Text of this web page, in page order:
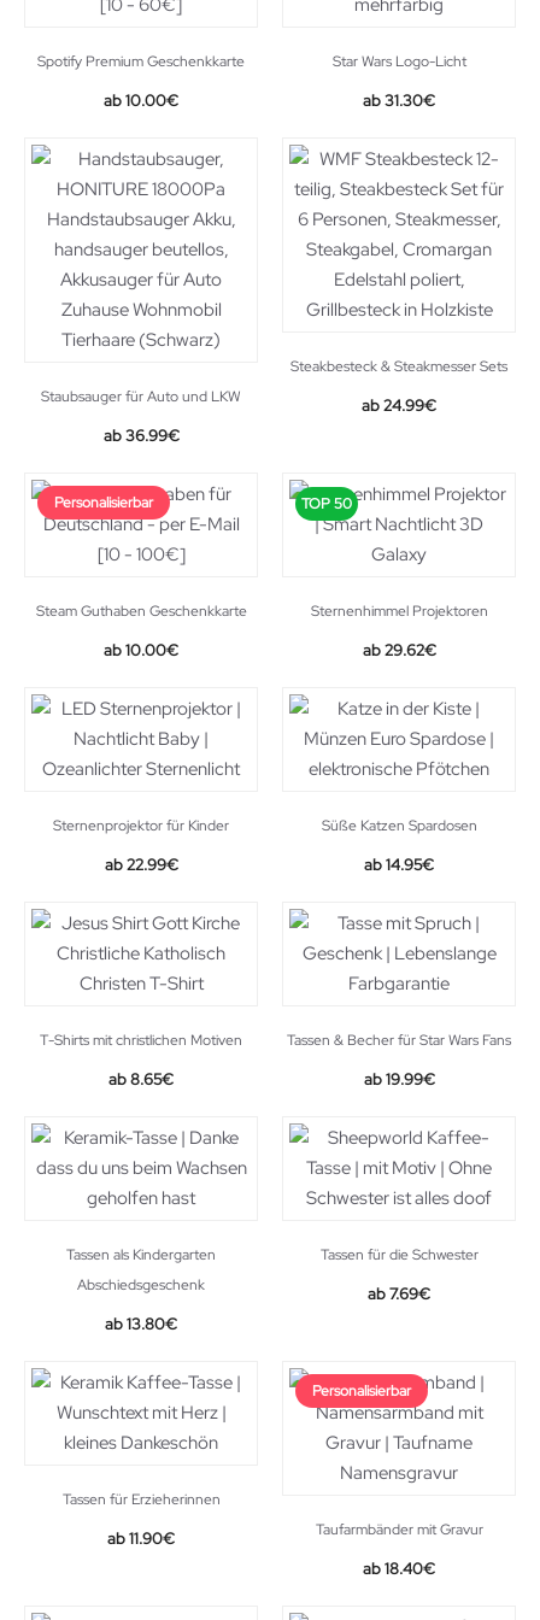
Spotify Premium Geschenkkarte
10.00€
Star Wars Logo-Licht
31.30€
Staubsauger für Auto und LKW
36.99€
Steakbesteck & Steakmesser Sets
Original
24.99€Current
Personalisierbar
Steam Guthaben Geschenkkarte
10.00€
TOP 50
Sternenhimmel Projektoren
29.62€
Sternenprojektor für Kinder
22.99€
Süße Katzen Spardosen
14.95€
T-Shirts mit christlichen Motiven
Original
was:
8.65€Current
is:
8.65€.
Tassen & Becher für Star Wars Fans
19.99€
Tassen als Kindergarten
Abschiedsgeschenk
13.80€
Tassen für die Schwester
Original
7.69€Current
Tassen für Erzieherinnen
11.90€
Personalisierbar
Taufarmbänder mit Gravur
18.40€